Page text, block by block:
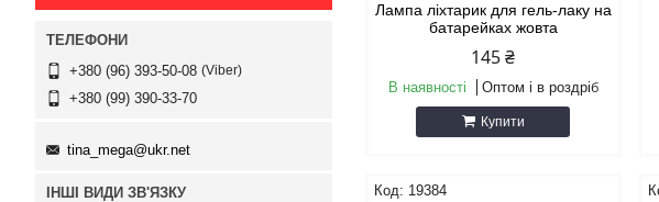
Лампа ліхтарик для гель-лаку на
батарейках жовта
145 ₴
В наявності Оптом і в роздріб
Купити
19384
+380 (96) 393-50-08 Viber
+380 (99) 390-33-70
tina_mega@ukr.net
ІНШІ ВИДИ ЗВ'ЯЗКУ